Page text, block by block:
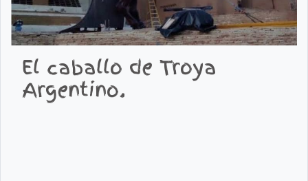
El caballo de Troya
Argentino.